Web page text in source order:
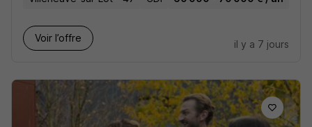
Voir l’offre
il y a 7 jours